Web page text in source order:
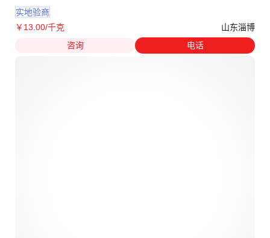
实地验商
￥ 13.00/千克
山东淄博
咨询
电话